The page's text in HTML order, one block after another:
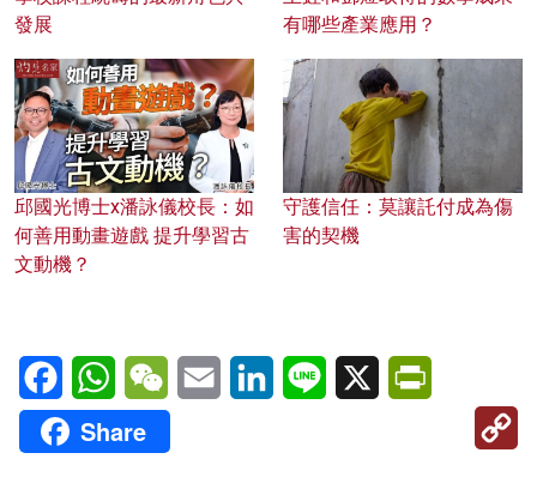
發展
有哪些產業應用？
邱國光博士x潘詠儀校長：如
何善用動畫遊戲 提升學習古
文動機？
守護信任：莫讓託付成為傷
害的契機
FacebookWhatsAppWeChatEmail LinkedInLine X
Share